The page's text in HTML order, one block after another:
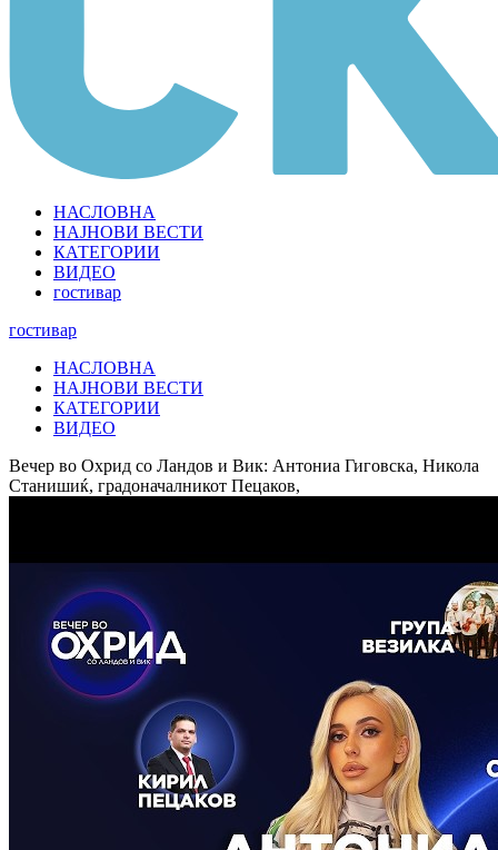
НАСЛОВНА
НАЈНОВИ ВЕСТИ
КАТЕГОРИИ
ВИДЕО
гостивар
гостивар
НАСЛОВНА
НАЈНОВИ ВЕСТИ
КАТЕГОРИИ
ВИДЕО
Вечер во Охрид со Ландов и Вик: Антониа Гиговска, Никола
Станишиќ, градоначалникот Пецаков,